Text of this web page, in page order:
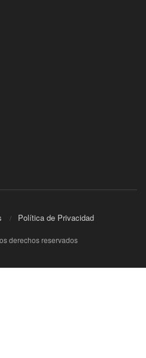
Política de Privacidad
derechos reservados